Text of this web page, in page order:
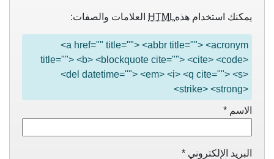
يمكنك استخدام هذهHTML العلامات والصفات:
<a href="" title=""> <abbr title=""> <acronym
title=""> <b> <blockquote cite=""> <cite> <code>
<del datetime=""> <em> <i> <q cite=""> <s>
<strike> <strong>
الاسم *
البريد الإلكتروني *